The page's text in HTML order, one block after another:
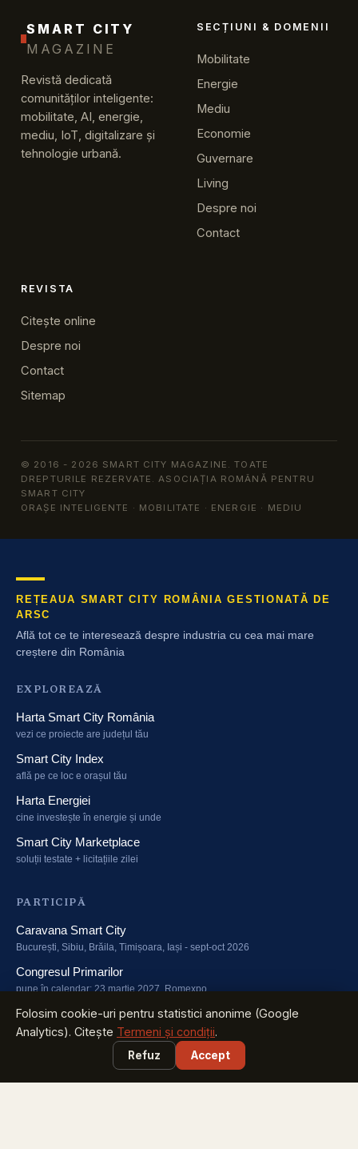
SMART CITY
MAGAZINE
Revistă dedicată
comunităților inteligente:
mobilitate, AI, energie,
mediu, IoT, digitalizare și
tehnologie urbană.
SECȚIUNI & DOMENII
Mobilitate
Energie
Mediu
Economie
Guvernare
Living
Despre noi
Contact
REVISTA
Citește online
Despre noi
Contact
Sitemap
© 2016 - 2026 SMART CITY MAGAZINE. TOATE
DREPTURILE REZERVATE. ASOCIAȚIA ROMÂNĂ PENTRU
SMART CITY
ORAȘE INTELIGENTE · MOBILITATE · ENERGIE · MEDIU
Folosim cookie-uri pentru statistici anonime (Google
Analytics). Citește Termeni și condiții.
Refuz Accept
REȚEAUA SMART CITY ROMÂNIA GESTIONATĂ DE
ARSC
Află tot ce te interesează despre industria cu cea mai mare
creștere din România
EXPLOREAZĂ
Harta Smart City România
vezi ce proiecte are județul tău
Smart City Index
află pe ce loc e orașul tău
Harta Energiei
cine investește în energie și unde
Smart City Marketplace
soluții testate + licitațiile zilei
PARTICIPĂ
Caravana Smart City
București, Sibiu, Brăila, Timișoara, Iași - sept-oct 2026
Congresul Primarilor
pune în calendar: 23 martie 2027, Romexpo
Green Energy Summit
fondurile și tehnologiile energiei verzi - 23 martie 2027